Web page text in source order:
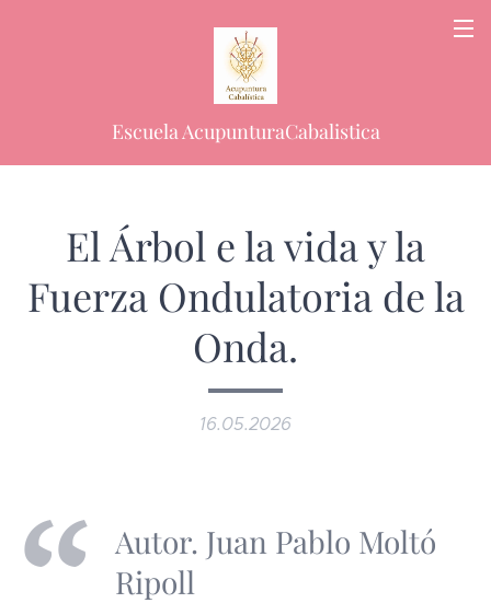
Escuela AcupunturaCabalistica
El Árbol e la vida y la
Fuerza Ondulatoria de la
Onda.
16.05.2026
Autor. Juan Pablo Moltó
Ripoll